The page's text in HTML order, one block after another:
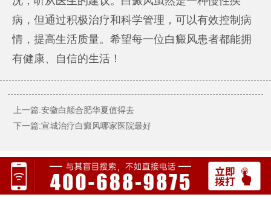
病，但通过积极治疗和科学管理，可以有效控制病
情，提高生活质量。希望每一位白癜风患者都能拥
有健康、自信的生活！
上一篇:安徽白颠合肥华夏值得去
下一篇:宣城治疗白癜风哪家医院最好